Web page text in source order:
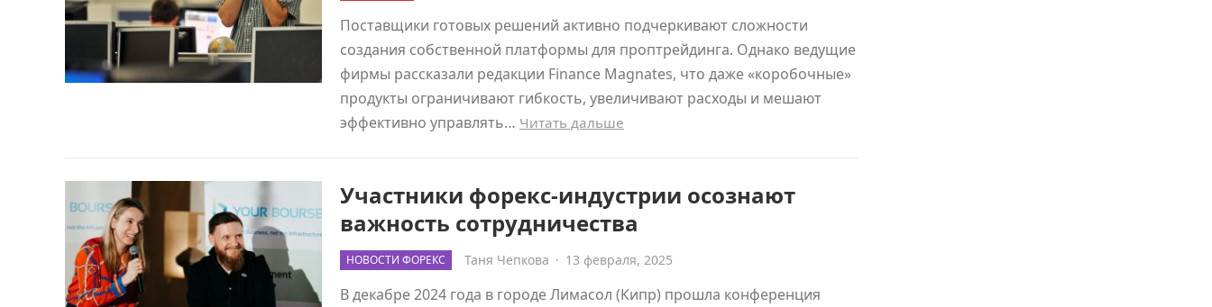
Поставщики готовых решений активно подчеркивают сложности
создания собственной платформы для проптрейдинга. Однако ведущие
фирмы рассказали редакции Finance Magnates, что даже «коробочные»
продукты ограничивают гибкость, увеличивают расходы и мешают
эффективно управлять… Читать дальше
Участники форекс-индустрии осознают
важность сотрудничества
НОВОСТИ ФОРЕКС Таня Чепкова · 13 февраля, 2025
В декабре 2024 года в городе Лимасол (Кипр) прошла конференция